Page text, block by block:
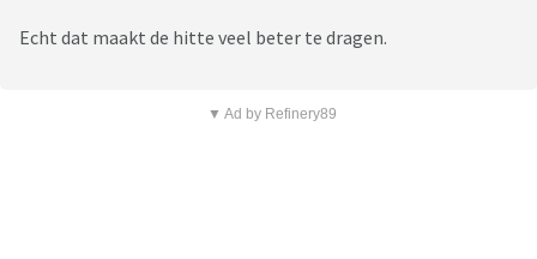
Echt dat maakt de hitte veel beter te dragen.
▼ Ad by Refinery89